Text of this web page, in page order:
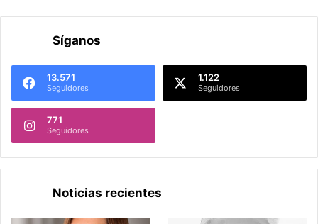
Síganos
13.571
Seguidores
1.122
Seguidores
771
Seguidores
Noticias recientes